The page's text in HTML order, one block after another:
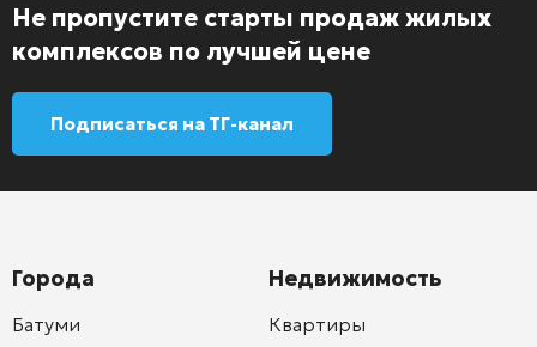
Не пропустите старты продаж жилых
комплексов по лучшей цене
Подписаться на ТГ-канал
Города
Батуми
Недвижимость
Квартиры